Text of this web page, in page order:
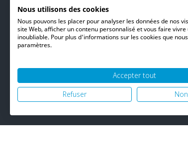
©
Nous utilisons des cookies
Nous pouvons les placer pour analyser les données de nos
site Web, afficher un contenu personnalisé et vous faire
inoubliable. Pour plus d'informations sur les cookies que
paramètres.
Accepter tout
Refuser